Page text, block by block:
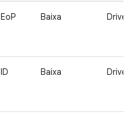
EoP Baixa Driver
ID Baixa Driver